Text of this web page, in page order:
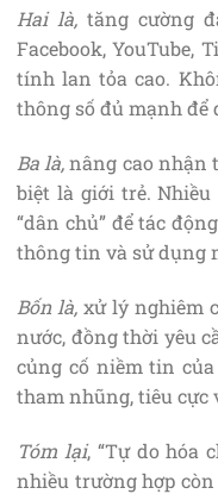
Hailà,tăng cường
Facebook, YouTube,
tính lan tỏa cao.
thông số đủ mạnh
Ba là,nâng cao nhận
biệt là giới trẻ. Nhiều
“dân chủ” để tác
thông tin và sử dụng
Bốnlà, xử lý nghiêm
nước, đồng thời yêu
củng cố niềm tin
tham nhũng, tiêu cực
Tóm lại, “Tự do hóa
nhiều trường hợp